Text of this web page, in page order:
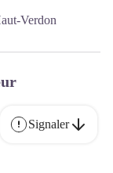
Verdon
Signaler